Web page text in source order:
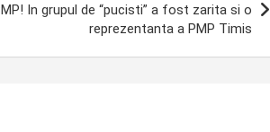
In grupul de “pucisti” a fost zarita si o
reprezentanta a PMP Timis